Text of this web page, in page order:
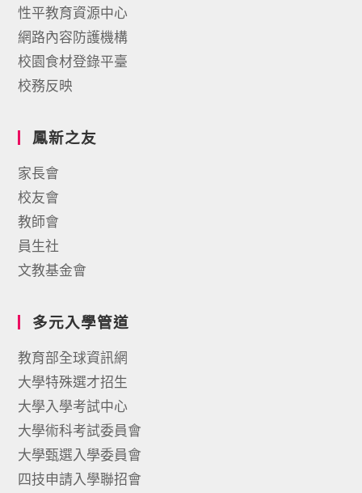
性平教育資源中心
網路內容防護機構
校園食材登錄平臺
校務反映
鳳新之友
家長會
校友會
教師會
員生社
文教基金會
多元入學管道
教育部全球資訊網
大學特殊選才招生
大學入學考試中心
大學術科考試委員會
大學甄選入學委員會
四技申請入學聯招會